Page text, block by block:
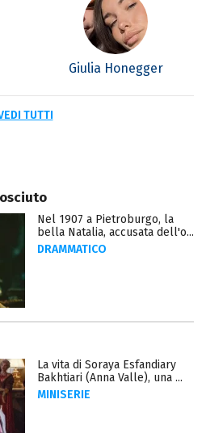
Giulia Honegger
TUTTI
Nel 1907 a Pietroburgo, la
bella Natalia, accusata dell'o...
DRAMMATICO
La vita di Soraya Esfandiary
Bakhtiari (Anna Valle), una ...
MINISERIE